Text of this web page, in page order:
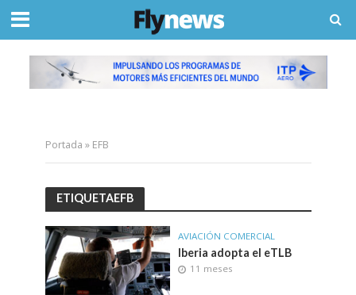
Portada » EFB
ETIQUETAEFB
AVIACIÓN COMERCIAL
Iberia adopta el eTLB
11 meses